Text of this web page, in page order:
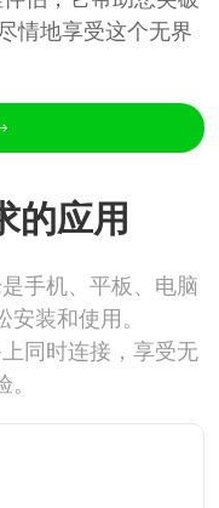
情地享受这个无界
的应用
手机、平板、电脑
装和使用。
同时连接，享受无